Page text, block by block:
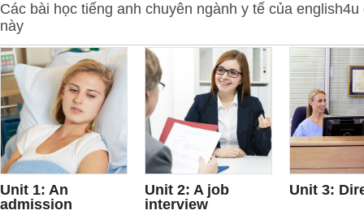
Các bài học tiếng anh chuyên ngành y tế của
này
Unit 1: An
admission
Unit 2: A job
interview
Unit 3: